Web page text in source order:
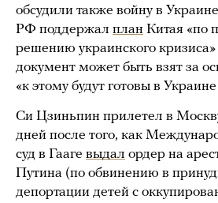
обсудили также войну в
РФ поддержал план Китая «по
решению украинского кризиса»
документ может быть взят за
«к этому будут готовы в
Си Цзиньпин прилетел в
дней после того, как
суд в Гааге выдал ордер на
Путина (по обвинению в
депортации детей с